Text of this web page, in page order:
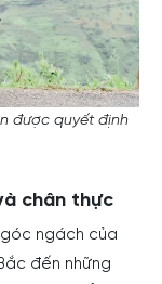
được quyết định
chân thực
ngách của
đến những